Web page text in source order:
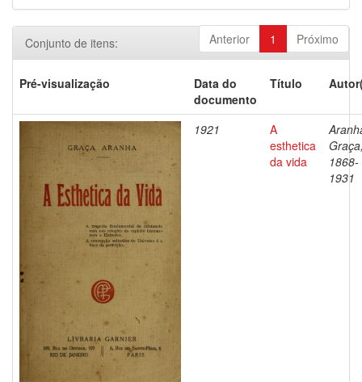
Anterior 1 Próximo
Conjunto de itens:
Pré-visualização
Data do
documento
Título
1921
A
esthetica
da vida
1868-
1931